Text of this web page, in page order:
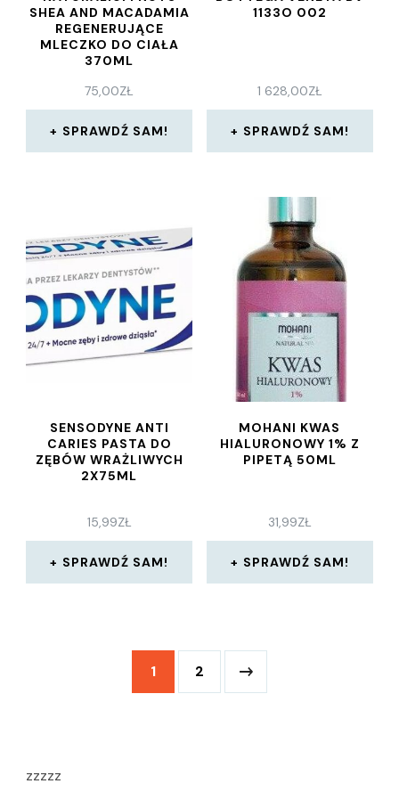
SHEA AND MACADAMIA
REGENERUJĄCE
MLECZKO DO CIAŁA
370ML
75,00ZŁ
SPRAWDŹ SAM!
1133O 002
1 628,00ZŁ
SPRAWDŹ SAM!
SENSODYNE ANTI
CARIES PASTA DO
ZĘBÓW WRAŻLIWYCH
2X75ML
15,99ZŁ
SPRAWDŹ SAM!
MOHANI KWAS
HIALURONOWY 1% Z
PIPETĄ 50ML
31,99ZŁ
SPRAWDŹ SAM!
1 2
zzzzz